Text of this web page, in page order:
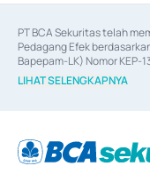
PT BCA Sekuritas telah
Pedagang Efek
Bapepam-LK) Nomor KEP-
06/D.04/2014 tanggal 28
Efek berdasarkan surat
berdasarkan surat
67/PM.21/2017 tanggal 3
LIHAT SELENGKAPNYA